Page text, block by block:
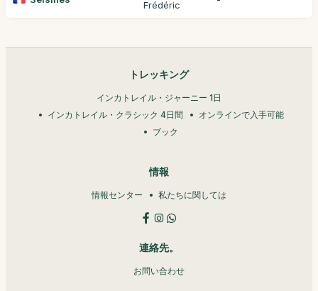
Frédéric
トレッキング
インカトレイル・ジャーニー 1日
インカトレイル・クラシック 4日間
オンラインで入手可能
ブック
情報
情報センター 私たちに関しては
連絡先。
お問い合わせ